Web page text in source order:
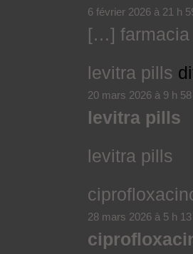
6 février 2026 à 21 h
[…]
levitra pills
20 mars 2026 à 9 h
levitra pills
levitra pills
28 mars 2026 à 5 h